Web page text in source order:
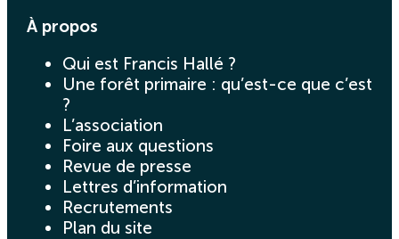
À propos
Qui est Francis Hallé ?
Une forêt primaire : qu’est-ce que c’est
?
L’association
Foire aux questions
Revue de presse
Lettres d’information
Recrutements
Plan du site